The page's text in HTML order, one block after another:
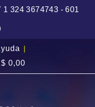
1 324 3674743 - 601
|
$ 0,00